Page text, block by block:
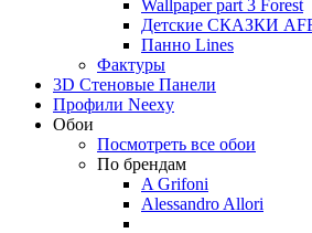
Wallpaper part 3 Forest
Детские СКАЗКИ
Панно Lines
Фактуры
3D Стеновые Панели
Профили Neexy
Обои
Посмотреть все обои
По брендам
A Grifoni
Alessandro Allori